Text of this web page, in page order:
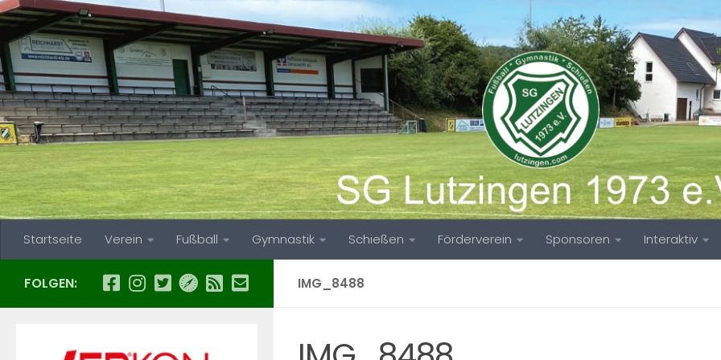
Zum Inhalt springen
Startseite Verein Fußball Gymnastik Schießen Förderverein Sponsoren Interaktiv
IMG_8488
FOLGEN: